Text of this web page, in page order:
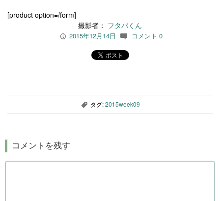
[product option=/form]
撮影者： フタバくん
P 2015年12月14日 c コメント 0
, タグ:2015week09
コメントを残す